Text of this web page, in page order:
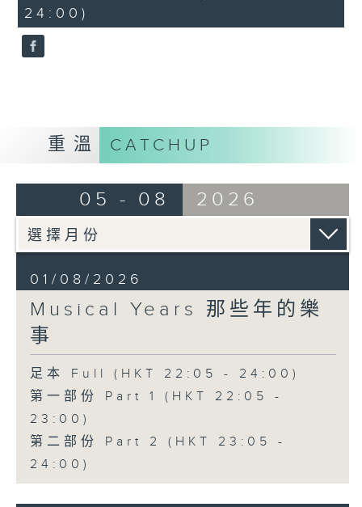
9
seconds
24:00)
重溫 CATCHUP
05 - 08 2026
01/08/2026
Musical Years 那些年的樂
事
足本 Full (HKT 22:05 - 24:00)
第一部份 Part 1 (HKT 22:05 -
23:00)
第二部份 Part 2 (HKT 23:05 -
24:00)